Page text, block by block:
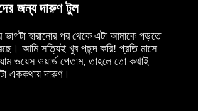
জন্য দারুণ টুল
ভাগটা হারানোর পর থেকে এটা আমাকে পড়তে
আমি সত্যিই খুব পছন্দ করি! প্রতি মাসে
ভয়েস ওয়ার্ড পেতাম, তাহলে তো কথাই
এককথায় দারুণ।